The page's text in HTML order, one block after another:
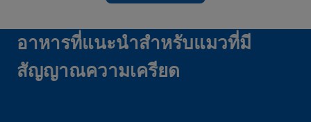
อาหารที่แนะนำสำหรับแมวที่มี
สัญญาณความเครียด